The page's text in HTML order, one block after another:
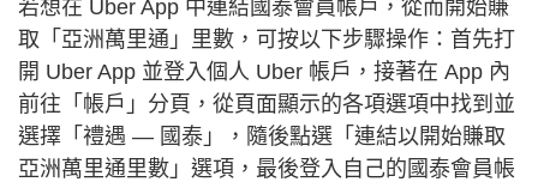
若想在 Uber App 中連結國泰會員帳戶，從而開始賺
取「亞洲萬里通」里數，可按以下步驟操作：首先打
開 Uber App 並登入個人 Uber 帳戶，接著在 App 內
前往「帳戶」分頁，從頁面顯示的各項選項中找到並
選擇「禮遇 — 國泰」，隨後點選「連結以開始賺取
亞洲萬里通里數」選項，最後登入自己的國泰會員帳